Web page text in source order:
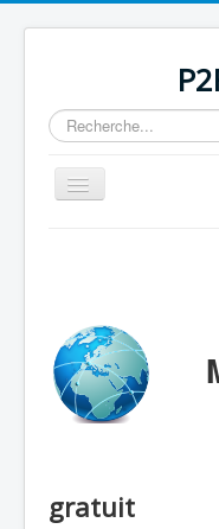
Rechercher
Basculer
la
Support
Tarifs/Acheter
Contact / Mail / Liens
gratuit